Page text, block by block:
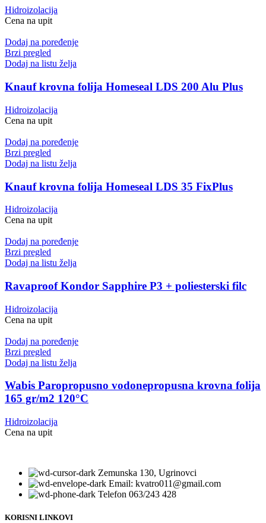
Hidroizolacija
Cena na upit
Dodaj na poređenje
Brzi pregled
Dodaj na listu želja
Knauf krovna folija Homeseal LDS 200 Alu Plus
Hidroizolacija
Cena na upit
Dodaj na poređenje
Brzi pregled
Dodaj na listu želja
Knauf krovna folija Homeseal LDS 35 FixPlus
Hidroizolacija
Cena na upit
Dodaj na poređenje
Brzi pregled
Dodaj na listu želja
Ravaproof Kondor Sapphire P3 + poliesterski filc
Hidroizolacija
Cena na upit
Dodaj na poređenje
Brzi pregled
Dodaj na listu želja
Wabis Paropropusno vodonepropusna krovna folija
165 gr/m2 120°C
Hidroizolacija
Cena na upit
Zemunska 130, Ugrinovci
Email: kvatro011@gmail.com
Telefon 063/243 428
KORISNI LINKOVI